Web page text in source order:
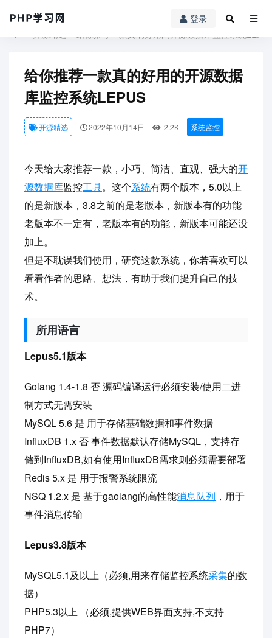
登录
PHP学习网
» 开源精选 » 给你推荐一款真的好用的开源数据库监控系统
给你推荐一款真的好用的开源数据
库监控系统LEPUS
开源精选 2022年10月14日 2.2K 系统监控
今天给大家推荐一款，小巧、简洁、直观、强大的开
源数据库监控工具。这个系统有两个版本，5.0以上
的是新版本，3.8之前的是老版本，新版本有的功能
老版本不一定有，老版本有的功能，新版本可能还没
加上。
但是不耽误我们使用，研究这款系统，你若喜欢可以
看看作者的思路、想法，有助于我们提升自己的技
术。
所用语言
Lepus5.1版本
Golang 1.4-1.8 否 源码编译运行必须安装/使用二进
制方式无需安装
MySQL 5.6 是 用于存储基础数据和事件数据
InfluxDB 1.x 否 事件数据默认存储MySQL，支持存
储到InfluxDB,如有使用InfluxDB需求则必须需要部署
Redis 5.x 是 用于报警系统限流
NSQ 1.2.x 是 基于gaolang的高性能消息队列 ，用于
事件消息传输
Lepus3.8版本
MySQL5.1及以上（必须,用来存储监控系统采集的数
据）
PHP5.3以上 （必须,提供WEB界面支持,不支持
PHP7）